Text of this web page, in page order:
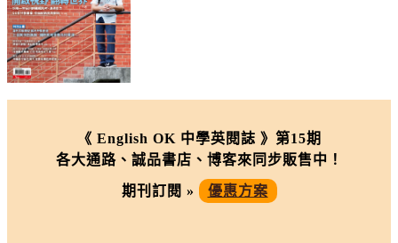
《 English OK 中學英閱誌 》第15期
各大通路、誠品書店、博客來同步販售中！
期刊訂閱 » 優惠方案